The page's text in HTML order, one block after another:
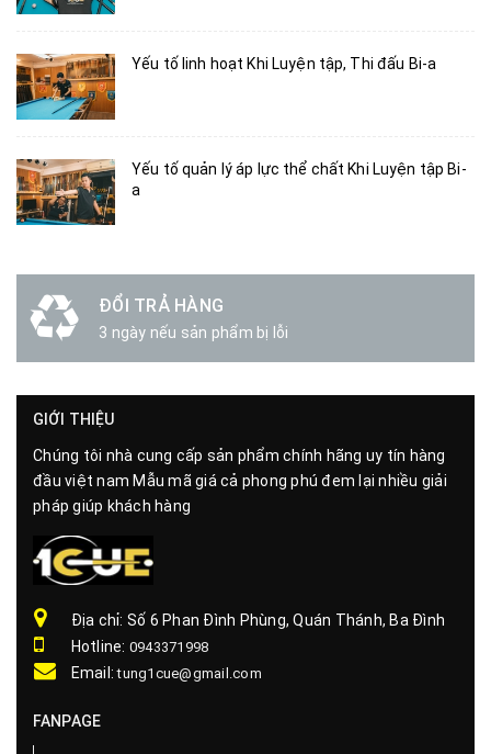
Yếu tố linh hoạt Khi Luyện tập, Thi đấu Bi-a
Yếu tố quản lý áp lực thể chất Khi Luyện tập Bi-
a
ĐỔI TRẢ HÀNG
3 ngày nếu sản phẩm bị lỗi
GIỚI THIỆU
Chúng tôi nhà cung cấp sản phẩm chính hãng uy tín hàng
đầu việt nam Mẫu mã giá cả phong phú đem lại nhiều giải
pháp giúp khách hàng
Địa chỉ: Số 6 Phan Đình Phùng, Quán Thánh, Ba Đình
Hotline: 0943371998
Email:tung1cue@gmail.com
FANPAGE